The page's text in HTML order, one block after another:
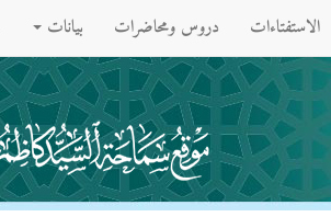
الاستفتاءات دروس ومحاضرات بيانات